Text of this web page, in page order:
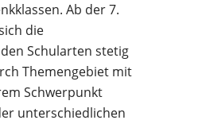
Ab der 7.
die
Schularten stetig
Themengebiet mit
Schwerpunkt
unterschiedlichen